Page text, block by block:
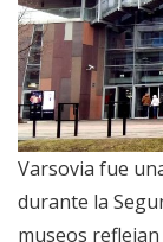
Varsovia fue
durante la
museos